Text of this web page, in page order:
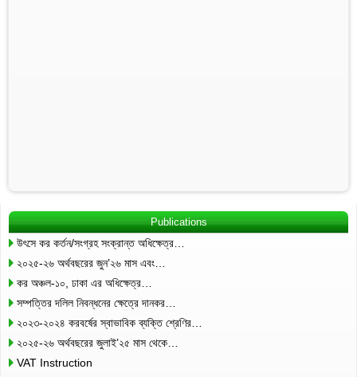
Publications
উৎসে কর কর্তন/সংগ্রহ সংক্রান্ত অধিক্ষেত্র…
২০২৫-২৬ অর্থবছরের জুন’২৬ মাস এবং…
কর অঞ্চল-১০, ঢাকা এর অধিক্ষেত্র…
সম্পত্তির দলিল নিবন্ধনের ক্ষেত্রে দানকর…
২০২৩-২০২৪ করবর্ষের স্বাভাবিক ব্যক্তি শ্রেণির…
২০২৫-২৬ অর্থবছরের জুলাই’২৫ মাস থেকে…
VAT Instruction